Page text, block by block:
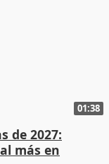
01:38
de 2027:
más en